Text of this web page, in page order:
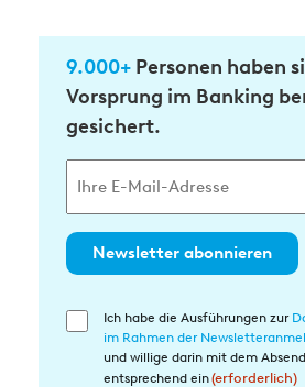
9.000+ Personen haben
Vorsprung im Banking
gesichert.
Newsletter abonnieren
Einwilligung
Ich habe die Ausführungen zur
im Rahmen der
und willige darin mit dem
entsprechend ein(erforderlich)